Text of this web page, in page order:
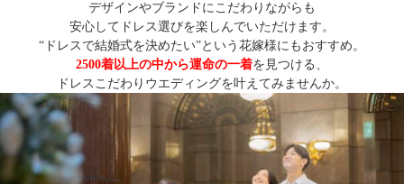
デザインやブランドにこだわりながらも
安心してドレス選びを楽しんでいただけます。
“ドレスで結婚式を決めたい”という花嫁様にもおすすめ。
2500着以上の中から運命の一着を見つける、
ドレスこだわりウエディングを叶えてみませんか。